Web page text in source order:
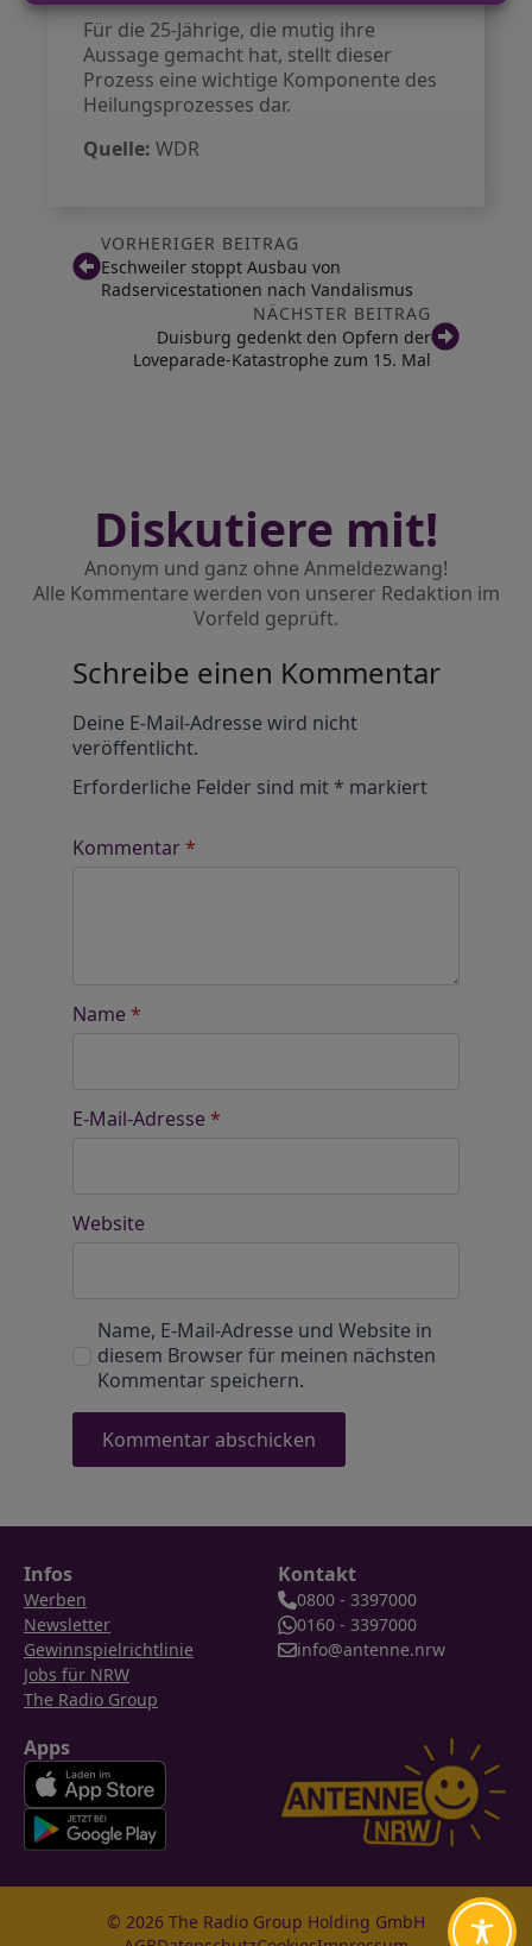
Für die 25-Jährige, die mutig ihre
Aussage gemacht hat, stellt dieser
Prozess eine wichtige Komponente des
Heilungsprozesses dar.
Quelle: WDR
VORHERIGER BEITRAG
Eschweiler stoppt Ausbau von
Radservicestationen nach Vandalismus
NÄCHSTER BEITRAG
Duisburg gedenkt den Opfern der
Loveparade-Katastrophe zum 15. Mal
Diskutiere mit!
Anonym und ganz ohne Anmeldezwang!
Alle Kommentare werden von unserer Redaktion im
Vorfeld geprüft.
Schreibe einen Kommentar
Deine E-Mail-Adresse wird nicht
veröffentlicht.
Erforderliche Felder sind mit* markiert
Kommentar*
Name *
E-Mail-Adresse *
Website
Name, E-Mail-Adresse und Website in
diesem Browser für meinen nächsten
Kommentar speichern.
Infos
Werben
Newsletter
Gewinnspielrichtlinie
Jobs für NRW
The Radio Group
Kontakt
0800 - 3397000
0160 - 3397000
info@antenne.nrw
Apps
© 2026 The Radio Group Holding GmbH